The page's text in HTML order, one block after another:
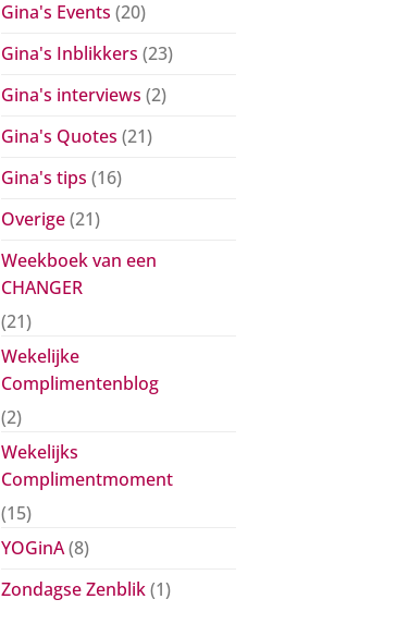
Gina's Events (20)
Gina's Inblikkers (23)
Gina's interviews (2)
Gina's Quotes (21)
Gina's tips (16)
Overige(21)
Weekboek van een
CHANGER
(21)
Wekelijke
Complimentenblog
(2)
Wekelijks
Complimentmoment
(15)
YOGinA(8)
Zondagse Zenblik(1)